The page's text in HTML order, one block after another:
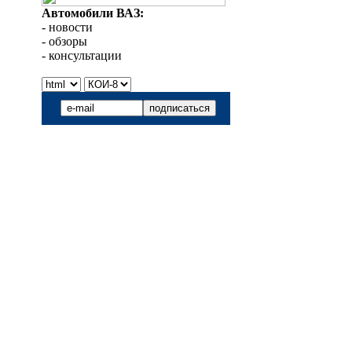
Автомобили ВАЗ:
- новости
- обзоры
- консультации